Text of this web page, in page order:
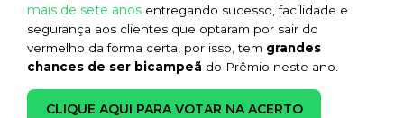
mais de sete anos entregando sucesso, facilidade e
segurança aos clientes que optaram por sair do
vermelho da forma certa, por isso, tem grandes
chances de ser bicampeã do Prêmio neste ano.
CLIQUE AQUI PARA VOTAR NA ACERTO